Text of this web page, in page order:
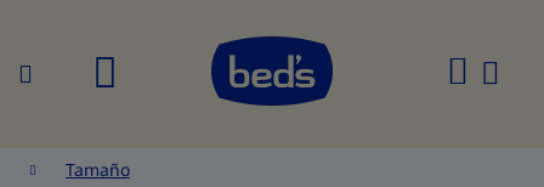
Buscar
Tamaño